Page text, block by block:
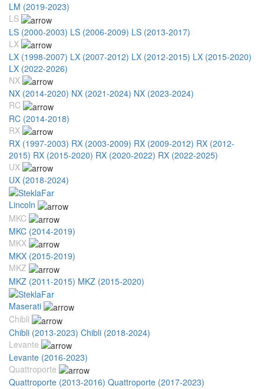
LM (2019-2023)
LS
LS (2000-2003) LS (2006-2009) LS (2013-2017)
LX
LX (1998-2007) LX (2007-2012) LX (2012-2015) LX (2015-2020)
LX (2022-2026)
NX
NX (2014-2020) NX (2021-2024) NX (2023-2024)
RC
RC (2014-2018)
RX
RX (1997-2003) RX (2003-2009) RX (2009-2012) RX (2012-
2015) RX (2015-2020) RX (2020-2022) RX (2022-2025)
UX
UX (2018-2024)
Lincoln
MKC
MKC (2014-2019)
MKX
MKX (2015-2019)
MKZ
MKZ (2011-2015) MKZ (2015-2020)
Maserati
Chibli
Chibli (2013-2023) Chibli (2018-2024)
Levante
Levante (2016-2023)
Quattroporte
Quattroporte (2013-2016) Quattroporte (2017-2023)